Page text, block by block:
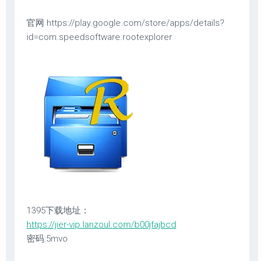
官网 https://play.google.com/store/apps/details?
id=com.speedsoftware.rootexplorer
1395下载地址：
https://jier-vip.lanzoul.com/b00jfajbcd
密码:5mvo